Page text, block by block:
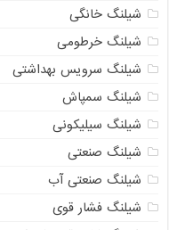
شیلنگ خانگی
شیلنگ خرطومی
شیلنگ سرویس بهداشتی
شیلنگ سمپاش
شیلنگ سیلیکونی
شیلنگ صنعتی
شیلنگ صنعتی آب
شیلنگ فشار قوی